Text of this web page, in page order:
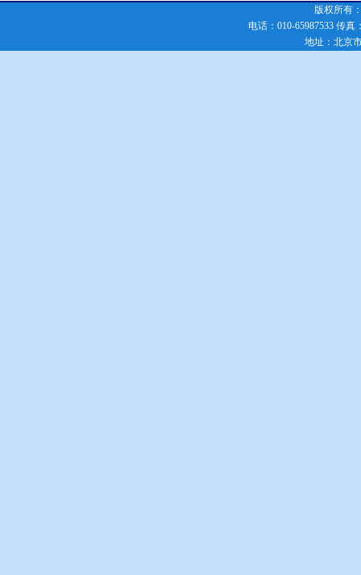
版权所有
电话：010-65987533 传真
地址：北京